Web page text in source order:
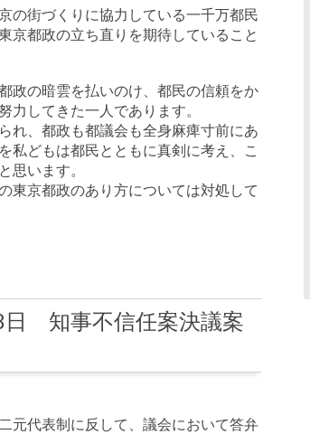
の街づくりに協力している一千万都民
京都政の立ち直りを期待していること
政の暗雲を払いのけ、都民の信頼をか
してきた一人であります。
れ、都政も都議会も全身麻痺寸前にあ
私どもは都民とともに真剣に考え、こ
思います。
東京都政のあり方については対処して
日 知事不信任案決議案
元代表制に反して、議会において答弁